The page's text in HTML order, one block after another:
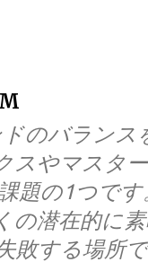
のバランス
スやマスタ
題の1つです
の潜在的に
敗する場所